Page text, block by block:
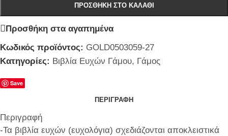
ΠΡΟΣΘΉΚΗ ΣΤΟ ΚΑΛΆΘΙ
Προσθήκη στα αγαπημένα
Κωδικός προϊόντος: GOLD0503059-27
Κατηγορίες: Βιβλία Ευχών Γάμου, Γάμος
Save
ΠΕΡΙΓΡΑΦΉ
Περιγραφή
-Τα βιβλία ευχών (ευχολόγια) σχεδιάζονται αποκλειστικά